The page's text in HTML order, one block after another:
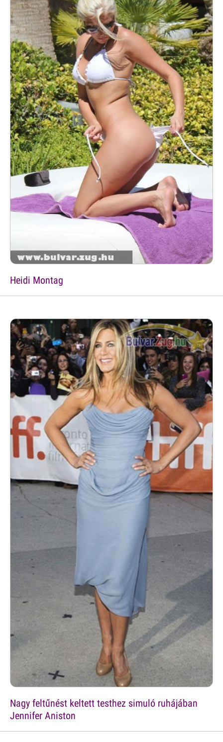
Heidi Montag
Nagy feltűnést keltett testhez simuló ruhájában
Jennifer Aniston